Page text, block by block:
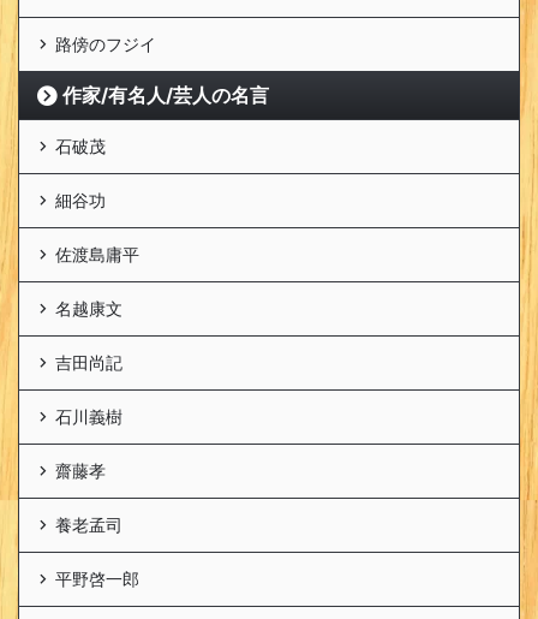
路傍のフジイ
作家/有名人/芸人の名言
石破茂
細谷功
佐渡島庸平
名越康文
吉田尚記
石川義樹
齋藤孝
養老孟司
平野啓一郎